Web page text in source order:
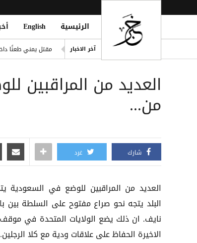
الرئيسية English
آخر الاخبار
مقتل يمني طعنًا
مانشستر سيتي
الشائعات.. رئة
العديد من المراقبين
من...
شارك غرد
العديد من المراقبين للوضع في السعودية
البلد يتجه نحو صراع مفتوح على السلطة بين
نايف. ان ذلك يضع الولايات المتحدة في
الاخيرة الحفاظ على علاقات ودية مع كلا الرجلين.